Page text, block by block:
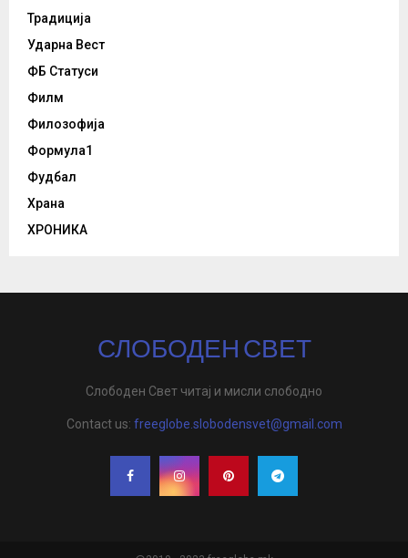
Традиција
Ударна Вест
ФБ Статуси
Филм
Филозофија
Формула1
Фудбал
Храна
ХРОНИКА
СЛОБОДЕН СВЕТ
Слободен Свет читај и мисли слободно
Contact us: freeglobe.slobodensvet@gmail.com